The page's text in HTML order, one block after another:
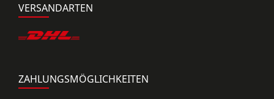
VERSANDARTEN
ZAHLUNGSMÖGLICHKEITEN